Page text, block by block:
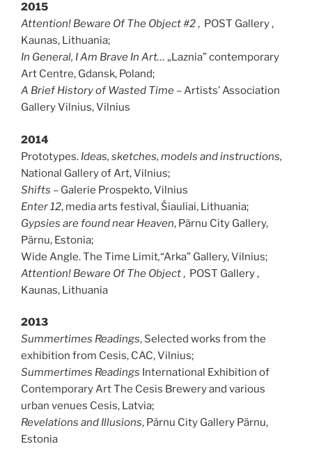
2015
Attention! Beware Of The Object #2, POST Gallery ,
Kaunas, Lithuania;
In General, I Am Brave In Art… „Laznia” contemporary
Art Centre, Gdansk, Poland;
A Brief History of Wasted Time – Artists’ Association
Gallery Vilnius, Vilnius
2014
Prototypes. Ideas, sketches, models and instructions,
National Gallery of Art, Vilnius;
Shifts – Galerie Prospekto, Vilnius
Enter 12, media arts festival, Šiauliai, Lithuania;
Gypsies are found near Heaven, Pärnu City Gallery,
Pärnu, Estonia;
Wide Angle. The Time Limit,“Arka” Gallery, Vilnius;
Attention! Beware Of The Object , POST Gallery ,
Kaunas, Lithuania
2013
Summertimes Readings, Selected works from the
exhibition from Cesis, CAC, Vilnius;
Summertimes Readings International Exhibition of
Contemporary Art The Cesis Brewery and various
urban venues Cesis, Latvia;
Revelations and Illusions, Pärnu City Gallery Pärnu,
Estonia